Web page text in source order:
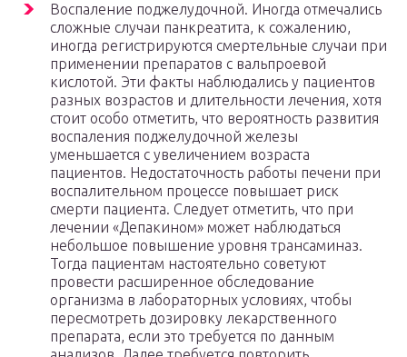
Воспаление поджелудочной. Иногда отмечались
сложные случаи панкреатита, к сожалению,
иногда регистрируются смертельные случаи при
применении препаратов с вальпроевой
кислотой. Эти факты наблюдались у пациентов
разных возрастов и длительности лечения, хотя
стоит особо отметить, что вероятность развития
воспаления поджелудочной железы
уменьшается с увеличением возраста
пациентов. Недостаточность работы печени при
воспалительном процессе повышает риск
смерти пациента. Следует отметить, что при
лечении «Депакином» может наблюдаться
небольшое повышение уровня трансаминаз.
Тогда пациентам настоятельно советуют
провести расширенное обследование
организма в лабораторных условиях, чтобы
пересмотреть дозировку лекарственного
препарата, если это требуется по данным